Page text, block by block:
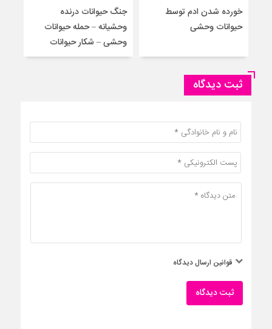
خورده شدن ادم توسط
حیوانات وحشی
جنگ حیوانات درنده
وحشیانه – حمله حیوانات
وحشی – شکار حیوانات
ثبت دیدگاه
قوانین ارسال دیدگاه
ثبت دیدگاه